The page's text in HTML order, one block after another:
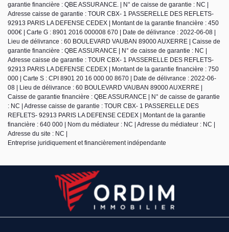
garantie financière : QBE ASSURANCE. | N° de caisse de garantie : NC |
Adresse caisse de garantie : TOUR CBX- 1 PASSERELLE DES REFLETS-
92913 PARIS LA DEFENSE CEDEX | Montant de la garantie financière : 450
000€ | Carte G : 8901 2016 000008 670 | Date de délivrance : 2022-06-08 |
Lieu de délivrance : 60 BOULEVARD VAUBAN 89000 AUXERRE | Caisse de
garantie financière : QBE ASSURANCE | N° de caisse de garantie : NC |
Adresse caisse de garantie : TOUR CBX- 1 PASSERELLE DES REFLETS-
92913 PARIS LA DEFENSE CEDEX | Montant de la garantie financière : 750
000 | Carte S : CPI 8901 20 16 000 00 8670 | Date de délivrance : 2022-06-
08 | Lieu de délivrance : 60 BOULEVARD VAUBAN 89000 AUXERRE |
Caisse de garantie financière : QBE ASSURANCE | N° de caisse de garantie
: NC | Adresse caisse de garantie : TOUR CBX- 1 PASSERELLE DES
REFLETS- 92913 PARIS LA DEFENSE CEDEX | Montant de la garantie
financière : 640 000 | Nom du médiateur : NC | Adresse du médiateur : NC |
Adresse du site : NC |
Entreprise juridiquement et financièrement indépendante